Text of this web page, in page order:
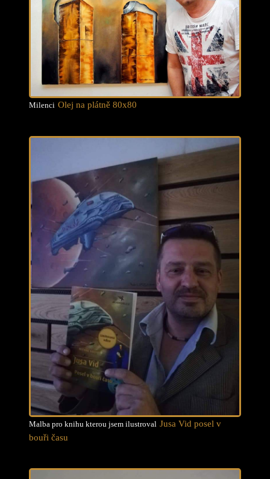
Milenci Olej na plátně 80x80
Malba pro knihu kterou jsem ilustroval Jusa Vid posel v
bouři času